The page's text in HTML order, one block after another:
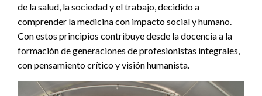
de la salud, la sociedad y el trabajo, decidido a
comprender la medicina con impacto social y humano.
Con estos principios contribuye desde la docencia a la
formación de generaciones de profesionistas integrales,
con pensamiento crítico y visión humanista.